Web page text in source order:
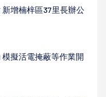
增楠梓區37里長辦公
擬活電掩蔽等作業開